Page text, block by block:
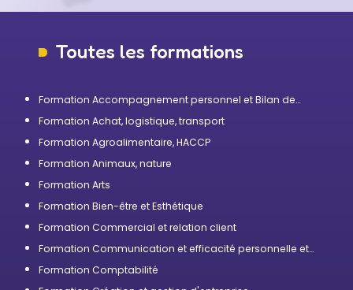
Toutes les formations
Formation Accompagnement personnel et Bilan de
Formation Achat, logistique, transport
Formation Agroalimentaire, HACCP
Formation Animaux, nature
Formation Arts
Formation Bien-être et Esthétique
Formation Commercial et relation client
Formation Communication et efficacité personnelle et
Formation Comptabilité